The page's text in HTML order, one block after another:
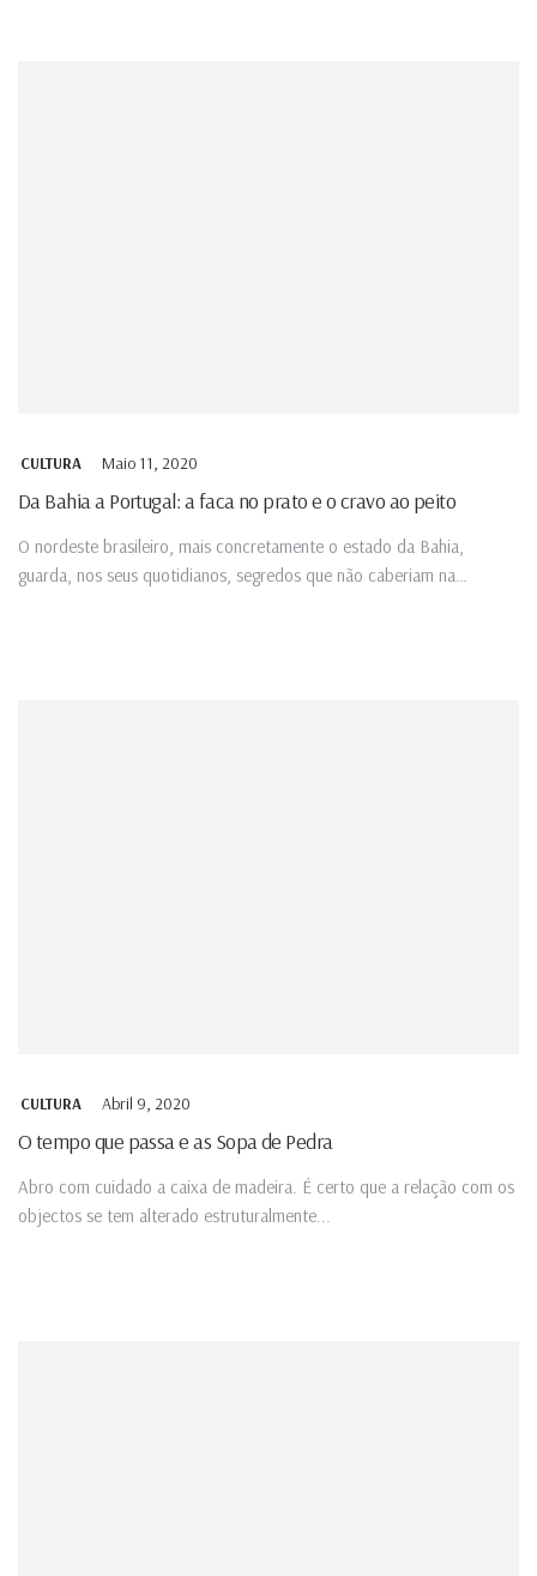
CULTURA Maio 11, 2020
Da Bahia a Portugal: a faca no prato e o cravo ao peito
O nordeste brasileiro, mais concretamente o estado da Bahia,
guarda, nos seus quotidianos, segredos que não caberiam na
CULTURA Abril 9, 2020
O tempo que passa e as Sopa de Pedra
Abro com cuidado a caixa de madeira. É certo que a relação com os
objectos se tem alterado estruturalmente...